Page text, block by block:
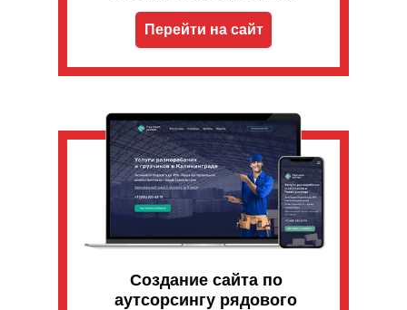
Создание сайта по
аутсорсингу рядового
Перейти на сайт